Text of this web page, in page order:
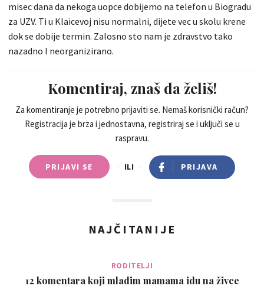
misec dana da nekoga uopce dobijemo na telefon u Biogradu
za UZV. Ti u Klaicevoj nisu normalni, dijete vec u skolu krene
dok se dobije termin. Zalosno sto nam je zdravstvo tako
nazadno I neorganizirano.
Komentiraj, znaš da želiš!
Za komentiranje je potrebno prijaviti se. Nemaš korisnički račun?
Registracija je brza i jednostavna, registriraj se i uključi se u
raspravu.
PRIJAVI SE ILI PRIJAVA
NAJČITANIJE
RODITELJI
12 komentara koji mladim mamama idu na živce